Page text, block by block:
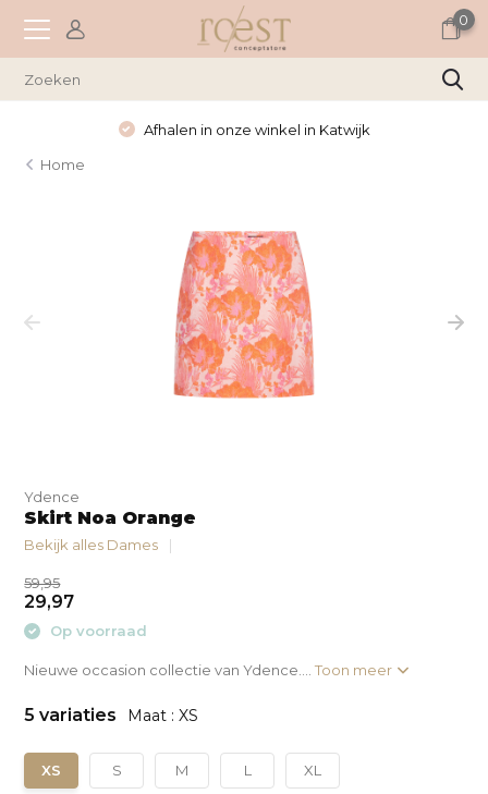
0
Afhalen in onze winkel in Katwijk
Home
Ydence
Skirt Noa Orange
Bekijk alles Dames
59,95
29,97
Op voorraad
Nieuwe occasion collectie van Ydence....Toon meer
5 variaties Maat : XS
XS S M L XL